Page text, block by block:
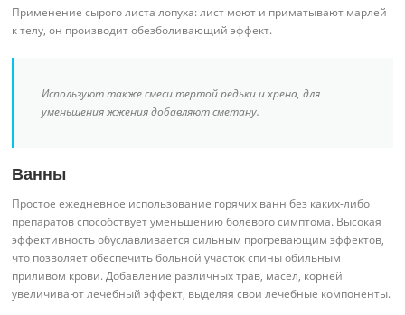
Применение сырого листа лопуха: лист моют и приматывают марлей
к телу, он производит обезболивающий эффект.
Используют также смеси тертой редьки и хрена, для
уменьшения жжения добавляют сметану.
Ванны
Простое ежедневное использование горячих ванн без каких-либо
препаратов способствует уменьшению болевого симптома. Высокая
эффективность обуславливается сильным прогревающим эффектов,
что позволяет обеспечить больной участок спины обильным
приливом крови. Добавление различных трав, масел, корней
увеличивают лечебный эффект, выделяя свои лечебные компоненты.